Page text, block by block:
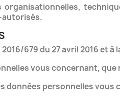
679 du 27 avril 2016 et
vous concernant,
données personnelles